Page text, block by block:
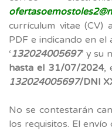
currículum vitae (CV)
PDF e indicando en
‘132024005697’ y su
hasta el 31/07/2024,
132024005697/DNI
No se contestarán
los requisitos. El